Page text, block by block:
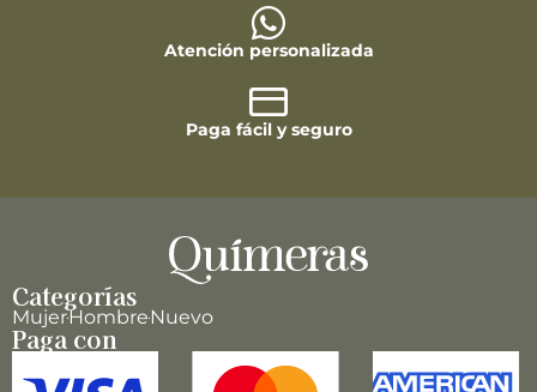
Atención personalizada
Paga fácil y seguro
Categorías
MujerHombre Nuevo
Paga con